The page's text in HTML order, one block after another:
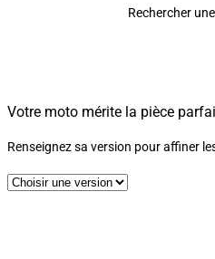
Rechercher
Votre moto mérite la pièce
Renseignez sa version pour affiner